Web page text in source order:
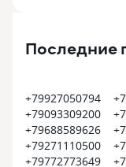
Последние
+79927050794
+79093309200
+79688589626
+79271110500
+79772773649